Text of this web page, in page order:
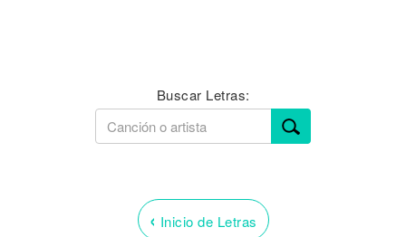
Buscar Letras:
‹ Inicio de Letras